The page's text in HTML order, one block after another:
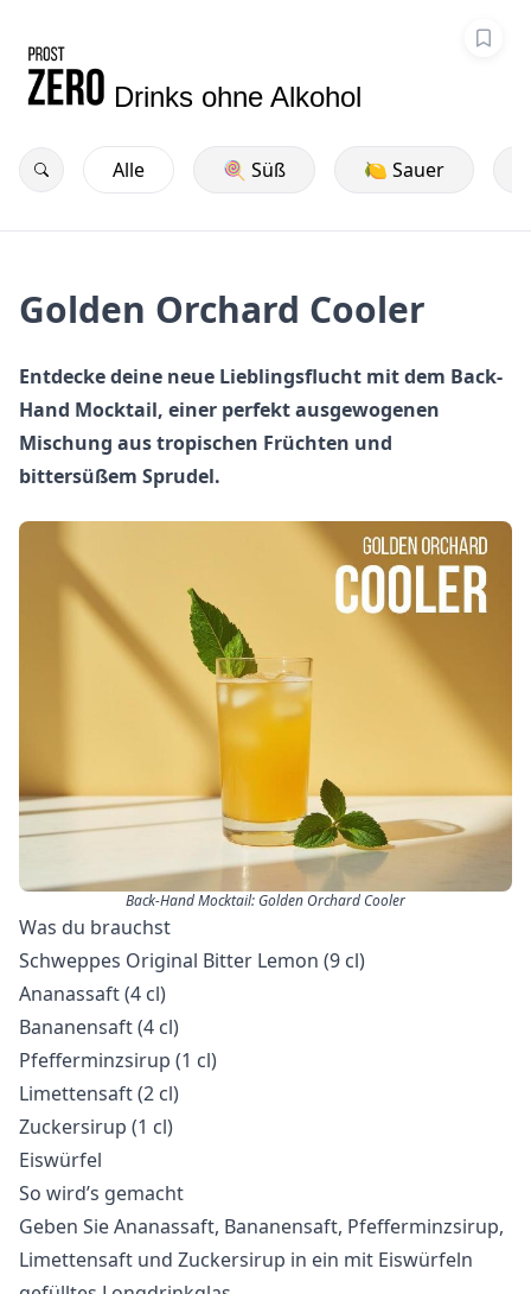
Drinks ohne Alkohol
Alle 🍭 Süß 🍋 Sauer
Golden Orchard Cooler
Entdecke deine neue Lieblingsflucht mit dem Back-
Hand Mocktail, einer perfekt ausgewogenen
Mischung aus tropischen Früchten und
bittersüßem Sprudel.
Back-Hand Mocktail: Golden Orchard Cooler
Was du brauchst
Schweppes Original Bitter Lemon (9 cl)
Ananassaft (4 cl)
Bananensaft (4 cl)
Pfefferminzsirup (1 cl)
Limettensaft (2 cl)
Zuckersirup (1 cl)
Eiswürfel
So wird’s gemacht
Geben Sie Ananassaft, Bananensaft, Pfefferminzsirup,
Limettensaft und Zuckersirup in ein mit Eiswürfeln